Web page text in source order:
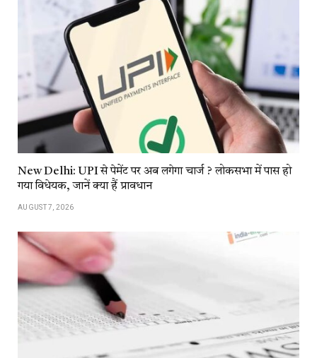
New Delhi: UPI से पेमेंट पर अब लगेगा चार्ज ? लोकसभा में पास हो
गया विधेयक, जानें क्या हैं प्रावधान
AUGUST 7, 2026